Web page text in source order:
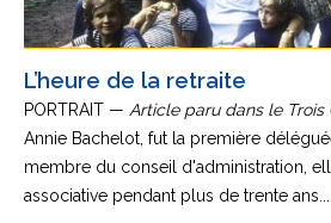
L’heure de la retraite
PORTRAIT — Article paru dans le Trois
Annie Bachelot, fut la première
membre du conseil d'administration,
associative pendant plus de trente ans...